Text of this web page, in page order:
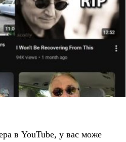
в YouTube, у вас може